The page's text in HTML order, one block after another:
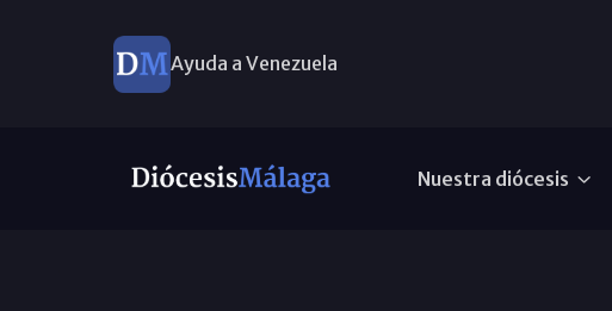
Ayuda a Venezuela
Nuestra diócesis